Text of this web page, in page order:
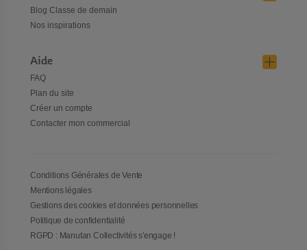
Blog Classe de demain
Nos inspirations
Aide
FAQ
Plan du site
Créer un compte
Contacter mon commercial
Conditions Générales de Vente
Mentions légales
Gestions des cookies et données personnelles
Politique de confidentialité
RGPD : Manutan Collectivités s'engage !